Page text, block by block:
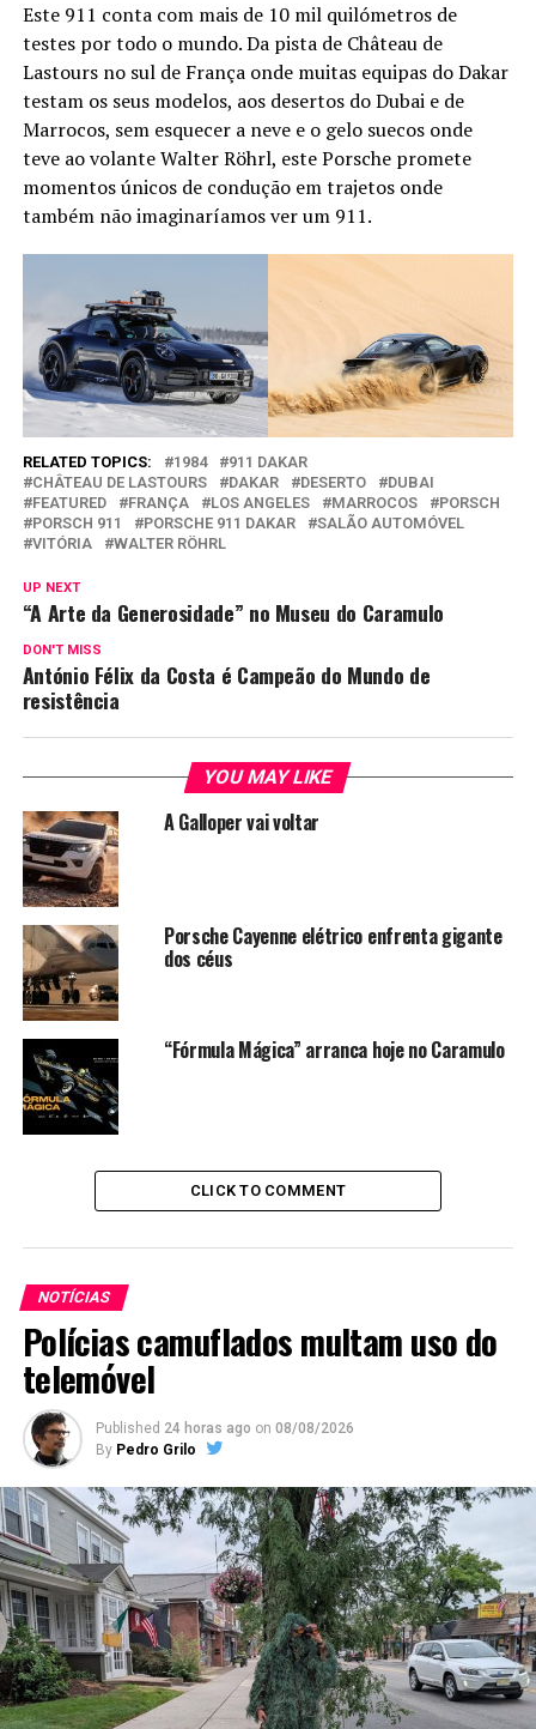
Este 911 conta com mais de 10 mil quilómetros de
testes por todo o mundo. Da pista de Château de
Lastours no sul de França onde muitas equipas do Dakar
testam os seus modelos, aos desertos do Dubai e de
Marrocos, sem esquecer a neve e o gelo suecos onde
teve ao volante Walter Röhrl, este Porsche promete
momentos únicos de condução em trajetos onde
também não imaginaríamos ver um 911.
RELATED TOPICS: 1984
911 DAKAR
CHÂTEAU DE LASTOURS
DAKAR DESERTO
DUBAI
FEATURED
FRANÇA LOS ANGELES MARROCOS
PORSCH
PORSCH 911
PORSCHE 911 DAKAR
SALÃO AUTOMÓVEL
VITÓRIA
WALTER RÖHRL
UP NEXT
“A Arte da Generosidade” no Museu do Caramulo
DON'T MISS
António Félix da Costa é Campeão do Mundo de
resistência
YOU MAY LIKE
A Galloper vai voltar
Porsche Cayenne elétrico enfrenta gigante
dos céus
“Fórmula Mágica” arranca hoje no Caramulo
CLICK TO COMMENT
NOTÍCIAS
Polícias camuflados multam uso do
telemóvel
Published 24 horas ago on 08/08/2026
By Pedro Grilo